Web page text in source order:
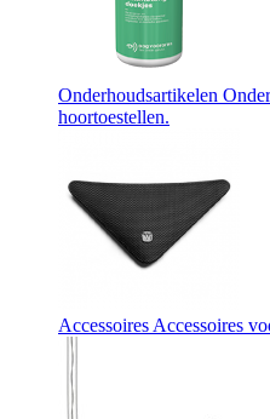
Onderhoudsartikelen
hoortoestellen.
AccessoiresAccessoires